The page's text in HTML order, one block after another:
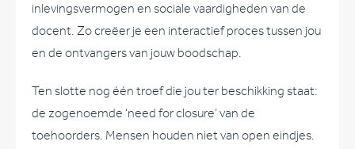
inlevingsvermogen en sociale vaardigheden van de
docent. Zo creëer je een interactief proces tussen jou
en de ontvangers van jouw boodschap.
Ten slotte nog één troef die jou ter beschikking staat:
de zogenoemde ‘need for closure’ van de
toehoorders. Mensen houden niet van open eindjes.